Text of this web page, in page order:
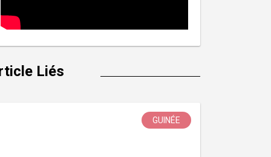
Liés
GUINÉE